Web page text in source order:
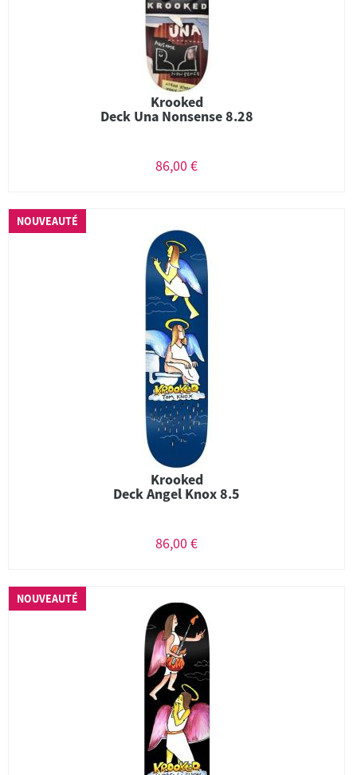
Krooked
Deck Una Nonsense 8.28
86,00 €
NOUVEAUTÉ
Krooked
Deck Angel Knox 8.5
86,00 €
NOUVEAUTÉ